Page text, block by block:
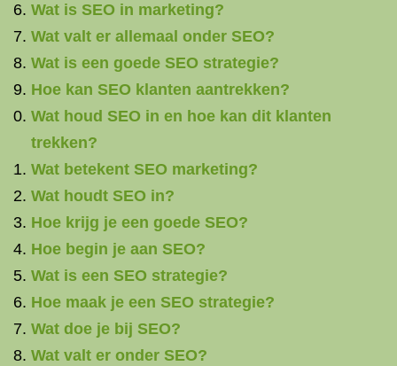
Wat is SEO in marketing?
Wat valt er allemaal onder SEO?
Wat is een goede SEO strategie?
Hoe kan SEO klanten aantrekken?
Wat houd SEO in en hoe kan dit klanten
trekken?
Wat betekent SEO marketing?
Wat houdt SEO in?
Hoe krijg je een goede SEO?
Hoe begin je aan SEO?
Wat is een SEO strategie?
Hoe maak je een SEO strategie?
Wat doe je bij SEO?
Wat valt er onder SEO?